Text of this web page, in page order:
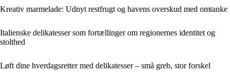
Kreativ marmelade: Udnyt restfrugt og havens overskud med omtanke
Italienske delikatesser som fortællinger om regionernes identitet og
stolthed
Løft dine hverdagsretter med delikatesser – små greb, stor forskel